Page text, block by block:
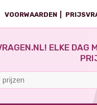
VOORWAARDEN
ELKE DAG